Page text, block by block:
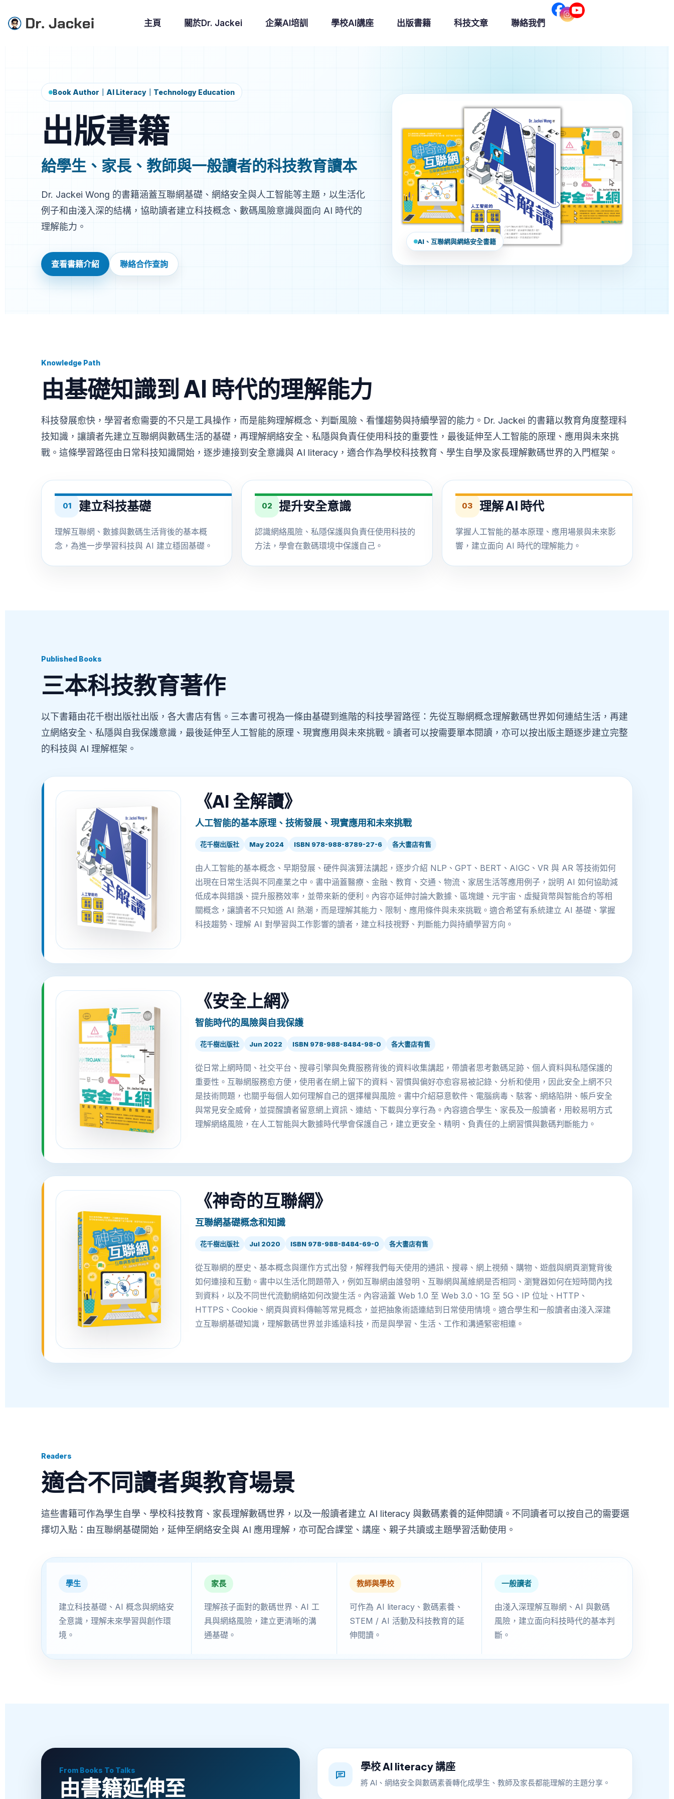
主頁 關於Dr. Jackei 企業AI培訓 學校AI講座 出版書籍 科技文章 聯絡我們
Book Author｜AI Literacy｜Technology Education
出版書籍
給學生、家長、教師與一般讀者的科技教育讀本
Dr. Jackei Wong 的書籍涵蓋互聯網基礎、網絡安全與人工智能等主題，以生活化
例子和由淺入深的結構，協助讀者建立科技概念、數碼風險意識與面向 AI 時代的
理解能力。
查看書籍介紹 聯絡合作查詢
AI、互聯網與網絡安全書籍
Knowledge Path
由基礎知識到 AI 時代的理解能力
科技發展愈快，學習者愈需要的不只是工具操作，而是能夠理解概念、判斷風險、看懂趨勢與持續學習的能力。Dr. Jackei 的書籍以教育角度整理科
技知識，讓讀者先建立互聯網與數碼生活的基礎，再理解網絡安全、私隱與負責任使用科技的重要性，最後延伸至人工智能的原理、應用與未來挑
戰。這條學習路徑由日常科技知識開始，逐步連接到安全意識與 AI literacy，適合作為學校科技教育、學生自學及家長理解數碼世界的入門框架。
01 建立科技基礎
理解互聯網、數據與數碼生活背後的基本概
念，為進一步學習科技與 AI 建立穩固基礎。
02 提升安全意識
認識網絡風險、私隱保護與負責任使用科技的
方法，學會在數碼環境中保護自己。
03 理解 AI 時代
掌握人工智能的基本原理、應用場景與未來影
響，建立面向 AI 時代的理解能力。
Published Books
三本科技教育著作
以下書籍由花千樹出版社出版，各大書店有售。三本書可視為一條由基礎到進階的科技學習路徑：先從互聯網概念理解數碼世界如何連結生活，再建
立網絡安全、私隱與自我保護意識，最後延伸至人工智能的原理、現實應用與未來挑戰。讀者可以按需要單本閱讀，亦可以按出版主題逐步建立完整
的科技與 AI 理解框架。
《AI 全解讀》
人工智能的基本原理、技術發展、現實應用和未來挑戰
花千樹出版社 May 2024 ISBN 978-988-8789-27-6 各大書店有售
由人工智能的基本概念、早期發展、硬件與演算法講起，逐步介紹 NLP、GPT、BERT、AIGC、VR 與 AR 等技術如何
出現在日常生活與不同產業之中。書中涵蓋醫療、金融、教育、交通、物流、家居生活等應用例子，說明 AI 如何協助減
低成本與錯誤、提升服務效率，並帶來新的便利。內容亦延伸討論大數據、區塊鏈、元宇宙、虛擬貨幣與智能合約等相
關概念，讓讀者不只知道 AI 熱潮，而是理解其能力、限制、應用條件與未來挑戰。適合希望有系統建立 AI 基礎、掌握
科技趨勢、理解 AI 對學習與工作影響的讀者，建立科技視野、判斷能力與持續學習方向。
《安全上網》
智能時代的風險與自我保護
花千樹出版社 Jun 2022 ISBN 978-988-8484-98-0 各大書店有售
從日常上網時間、社交平台、搜尋引擎與免費服務背後的資料收集講起，帶讀者思考數碼足跡、個人資料與私隱保護的
重要性。互聯網服務愈方便，使用者在網上留下的資料、習慣與偏好亦愈容易被記錄、分析和使用，因此安全上網不只
是技術問題，也關乎每個人如何理解自己的選擇權與風險。書中介紹惡意軟件、電腦病毒、駭客、網絡陷阱、帳戶安全
與常見安全威脅，並提醒讀者留意網上資訊、連結、下載與分享行為。內容適合學生、家長及一般讀者，用較易明方式
理解網絡風險，在人工智能與大數據時代學會保護自己，建立更安全、精明、負責任的上網習慣與數碼判斷能力。
《神奇的互聯網》
互聯網基礎概念和知識
花千樹出版社 Jul 2020 ISBN 978-988-8484-69-0 各大書店有售
從互聯網的歷史、基本概念與運作方式出發，解釋我們每天使用的通訊、搜尋、網上視頻、購物、遊戲與網頁瀏覽背後
如何連接和互動。書中以生活化問題帶入，例如互聯網由誰發明、互聯網與萬維網是否相同、瀏覽器如何在短時間內找
到資料，以及不同世代流動網絡如何改變生活。內容涵蓋 Web 1.0 至 Web 3.0、1G 至 5G、IP 位址、HTTP、
HTTPS、Cookie、網頁與資料傳輸等常見概念，並把抽象術語連結到日常使用情境。適合學生和一般讀者由淺入深建
立互聯網基礎知識，理解數碼世界並非遙遠科技，而是與學習、生活、工作和溝通緊密相連。
Readers
適合不同讀者與教育場景
這些書籍可作為學生自學、學校科技教育、家長理解數碼世界，以及一般讀者建立 AI literacy 與數碼素養的延伸閱讀。不同讀者可以按自己的需要選
擇切入點：由互聯網基礎開始，延伸至網絡安全與 AI 應用理解，亦可配合課堂、講座、親子共讀或主題學習活動使用。
學生
建立科技基礎、AI 概念與網絡安
全意識，理解未來學習與創作環
境。
家長
理解孩子面對的數碼世界、AI 工
具與網絡風險，建立更清晰的溝
通基礎。
教師與學校
可作為 AI literacy、數碼素養、
STEM / AI 活動及科技教育的延
伸閱讀。
一般讀者
由淺入深理解互聯網、AI 與數碼
風險，建立面向科技時代的基本判
斷。
From Books To Talks
由書籍延伸至
學校 AI literacy 講座
將 AI、網絡安全與數碼素養轉化成學生、教師及家長都能理解的主題分享。